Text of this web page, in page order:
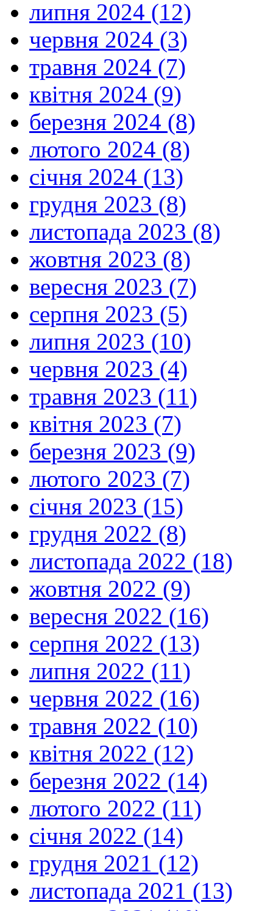
липня 2024 (12)
червня 2024 (3)
травня 2024 (7)
квітня 2024 (9)
березня 2024 (8)
лютого 2024 (8)
січня 2024 (13)
грудня 2023 (8)
листопада 2023 (8)
жовтня 2023 (8)
вересня 2023 (7)
серпня 2023 (5)
липня 2023 (10)
червня 2023 (4)
травня 2023 (11)
квітня 2023 (7)
березня 2023 (9)
лютого 2023 (7)
січня 2023 (15)
грудня 2022 (8)
листопада 2022 (18)
жовтня 2022 (9)
вересня 2022 (16)
серпня 2022 (13)
липня 2022 (11)
червня 2022 (16)
травня 2022 (10)
квітня 2022 (12)
березня 2022 (14)
лютого 2022 (11)
січня 2022 (14)
грудня 2021 (12)
листопада 2021 (13)